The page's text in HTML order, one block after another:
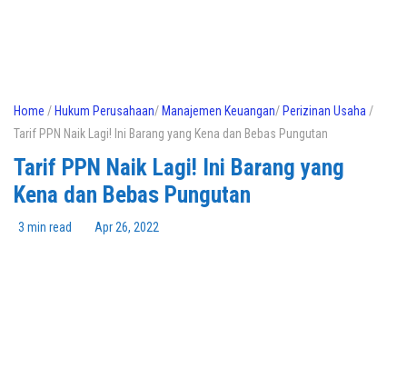
Home / Hukum Perusahaan/ Manajemen Keuangan/ Perizinan Usaha /
Tarif PPN Naik Lagi! Ini Barang yang Kena dan Bebas Pungutan
Tarif PPN Naik Lagi! Ini Barang yang
Kena dan Bebas Pungutan
3 min read Apr 26, 2022